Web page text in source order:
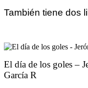
También tiene dos
El día de los goles –
García R